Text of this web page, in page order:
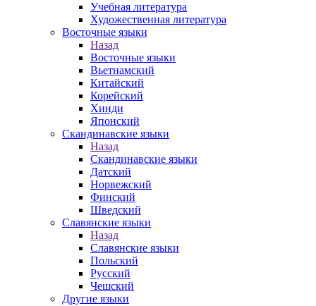
Учебная литература
Художественная литература
Восточные языки
Назад
Восточные языки
Вьетнамский
Китайский
Корейский
Хинди
Японский
Скандинавские языки
Назад
Скандинавские языки
Датский
Норвежский
Финский
Шведский
Славянские языки
Назад
Славянские языки
Польский
Русский
Чешский
Другие языки